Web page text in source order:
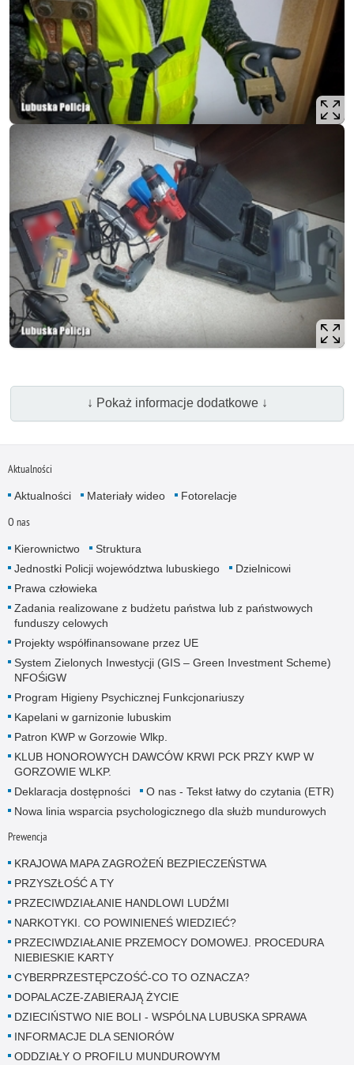
↓ Pokaż informacje dodatkowe ↓
Aktualności
Aktualności Materiały wideo Fotorelacje
O nas
Kierownictwo
Struktura
Jednostki Policji województwa lubuskiego
Dzielnicowi
Prawa człowieka
Zadania realizowane z budżetu państwa lub z państwowych
funduszy celowych
Projekty współfinansowane przez UE
System Zielonych Inwestycji (GIS – Green Investment Scheme)
NFOŚiGW
Program Higieny Psychicznej Funkcjonariuszy
Kapelani w garnizonie lubuskim
Patron KWP w Gorzowie Wlkp.
KLUB HONOROWYCH DAWCÓW KRWI PCK PRZY KWP W
GORZOWIE WLKP.
Deklaracja dostępności
O nas - Tekst łatwy do czytania (ETR)
Nowa linia wsparcia psychologicznego dla służb mundurowych
Prewencja
KRAJOWA MAPA ZAGROŻEŃ BEZPIECZEŃSTWA
PRZYSZŁOŚĆ A TY
PRZECIWDZIAŁANIE HANDLOWI LUDŹMI
NARKOTYKI. CO POWINIENEŚ WIEDZIEĆ?
PRZECIWDZIAŁANIE PRZEMOCY DOMOWEJ. PROCEDURA
NIEBIESKIE KARTY
CYBERPRZESTĘPCZOŚĆ-CO TO OZNACZA?
DOPALACZE-ZABIERAJĄ ŻYCIE
DZIECIŃSTWO NIE BOLI - WSPÓLNA LUBUSKA SPRAWA
INFORMACJE DLA SENIORÓW
ODDZIAŁY O PROFILU MUNDUROWYM